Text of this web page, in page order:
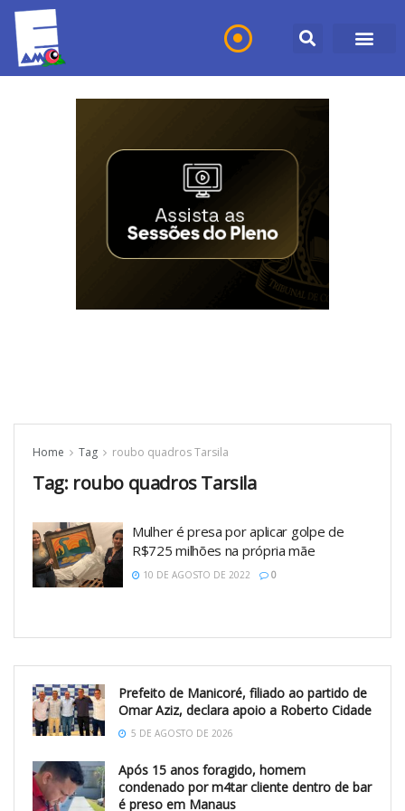
Home Tag roubo quadros Tarsila
Tag: roubo quadros Tarsila
Mulher é presa por aplicar golpe de
R$725 milhões na própria mãe
10 DE AGOSTO DE 2022 0
Prefeito de Manicoré, filiado ao partido de
Omar Aziz, declara apoio a Roberto Cidade
5 DE AGOSTO DE 2026
Após 15 anos foragido, homem
condenado por m4tar cliente dentro de bar
é preso em Manaus